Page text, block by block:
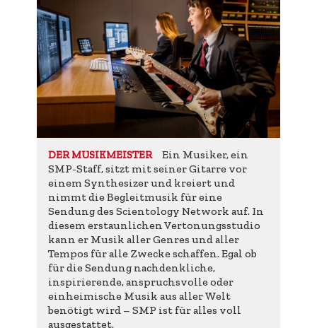
DER MUSIKMEISTER
Ein Musiker, ein
SMP-Staff, sitzt mit seiner Gitarre vor
einem Synthesizer und kreiert und
nimmt die Begleitmusik für eine
Sendung des Scientology Network auf. In
diesem erstaunlichen Vertonungsstudio
kann er Musik aller Genres und aller
Tempos für alle Zwecke schaffen. Egal ob
für die Sendung nachdenkliche,
inspirierende, anspruchsvolle oder
einheimische Musik aus aller Welt
benötigt wird – SMP ist für alles voll
ausgestattet.